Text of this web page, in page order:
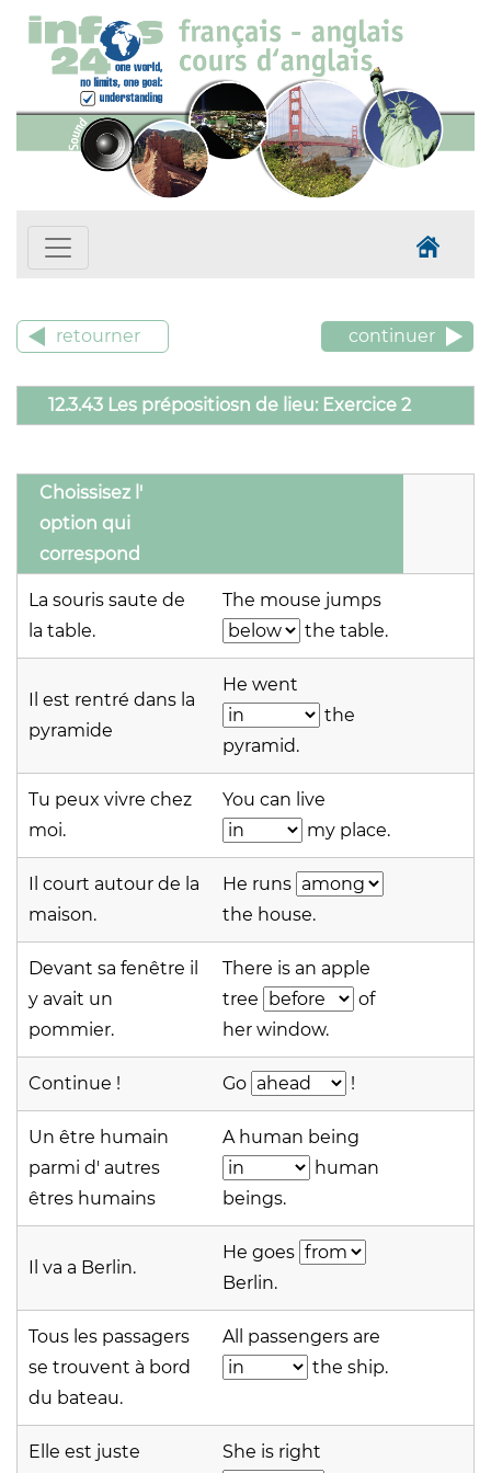
retourner continuer
12.3.43 Les prépositiosn de lieu: Exercice 2
Choissisez l'
option qui
correspond
La souris saute de
la table.
The mouse jumps
the table.
Il est rentré dans la
pyramide
He went
the
pyramid.
Tu peux vivre chez
moi.
You can live
my place.
Il court autour de la
maison.
He runs
the house.
Devant sa fenêtre il
y avait un
pommier.
There is an apple
tree
of
her window.
Continue ! Go !
Un être humain
parmi d' autres
êtres humains
A human being
human
beings.
Il va a Berlin.
He goes
Berlin.
Tous les passagers
se trouvent à bord
du bateau.
All passengers are
the ship.
Elle est juste
She is right